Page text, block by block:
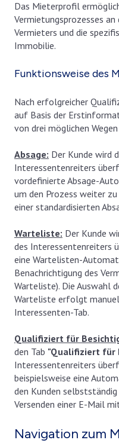
Das Mieterprofil
Vermietungsprozesses
Vermieters und die
Immobilie.
Funktionsweise des
Nach erfolgreicher
auf Basis der
von drei möglichen
Absage: Der Kunde wird
Interessentenreiters
vordefinierte Absage-
um den Prozess weiter
einer standardisierten
Warteliste: Der Kunde
des Interessentenreiters
eine Wartelisten-
Benachrichtigung des
Warteliste). Die Auswahl
Warteliste erfolgt
Interessenten-Tab.
Qualifiziert für
den Tab "Qualifiziert für
Interessentenreiters
beispielsweise eine
den Kunden
Versenden einer E-Mail
Navigation zum